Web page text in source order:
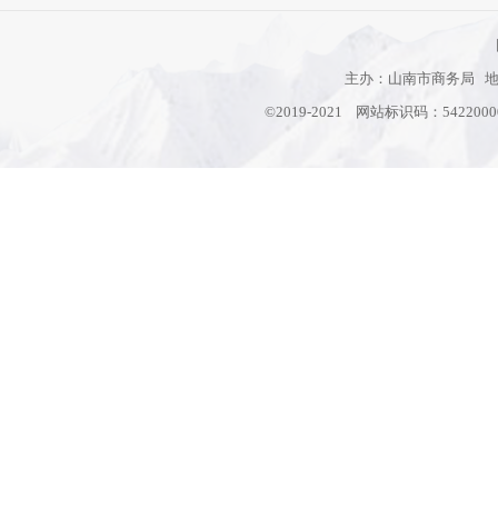
主办：山南市商务局
©2019-2021 网站标识码：